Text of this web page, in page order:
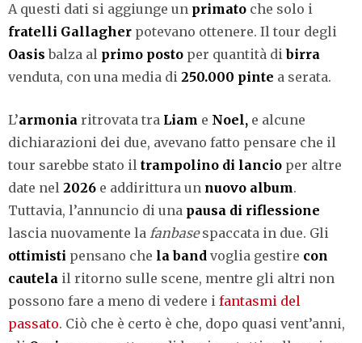
A questi dati si aggiunge un primato che solo i
fratelli Gallagher potevano ottenere. Il tour degli
Oasis balza al primo posto per quantità dibirra
venduta, con una media di 250.000 pinte a serata.
L’armonia ritrovata tra Liam e Noel, e alcune
dichiarazioni dei due, avevano fatto pensare che il
tour sarebbe stato il trampolino di lancio per altre
date nel 2026 e addirittura un nuovo album.
Tuttavia, l’annuncio di una pausa di riflessione
lascia nuovamente la fanbasespaccata in due. Gli
ottimisti pensano che la band voglia gestire con
cautela il ritorno sulle scene, mentre gli altri non
possono fare a meno di vedere i fantasmi del
passato. Ciò che è certo è che, dopo quasi vent’anni,